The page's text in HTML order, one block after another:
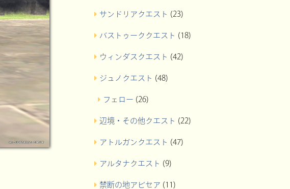
サンドリアクエスト (23)
バストゥーククエスト (18)
ウィンダスクエスト (42)
ジュノクエスト (48)
フェロー (26)
辺境・その他クエスト (22)
アトルガンクエスト (47)
アルタナクエスト (9)
禁断の地アビセア (11)